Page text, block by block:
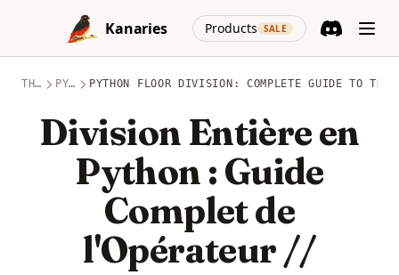
Skip to content
Kanaries
Products SALE
(opens in a
THÈMES PYTHON PYTHON FLOOR DIVISION: COMPLETE GUIDE TO THE
Division Entière en
Python : Guide
Complet de
l'Opérateur //